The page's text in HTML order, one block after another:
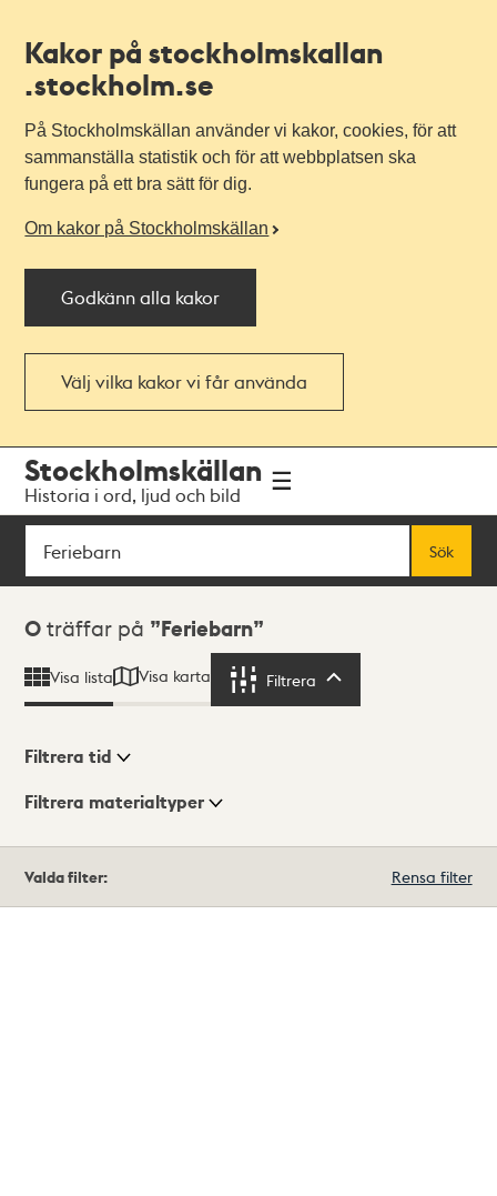
Kakor på stockholmskallan
.stockholm.se
På Stockholmskällan använder vi kakor, cookies, för att
sammanställa statistik och för att webbplatsen ska
fungera på ett bra sätt för dig.
Om kakor på Stockholmskällan
Godkänn alla kakor
Välj vilka kakor vi får använda
navigationen
huvudinnehållet
Stockholmskällan
Historia i ord, ljud och bild
Sök
Sök
Sökresultat
0 träffar på Feriebarn
Visa lista Visa karta Filtrera
Visningsläge
Filtrera tid
Filtrera materialtyper
träffar
Valda filter: Rensa filter